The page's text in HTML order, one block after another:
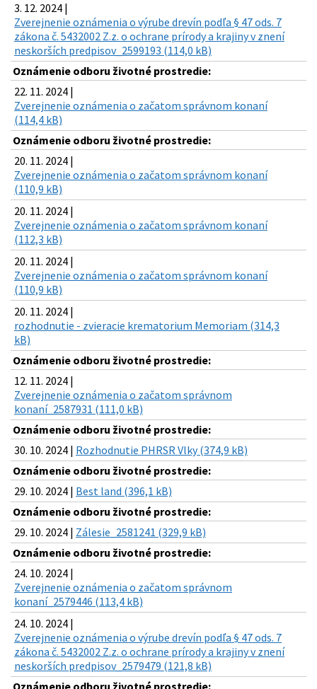
3. 12. 2024 |
Zverejnenie oznámenia o výrube drevín podľa § 47 ods. 7
zákona č. 5432002 Z.z. o ochrane prírody a krajiny v znení
neskorších predpisov_2599193 (114,0 kB)
Oznámenie odboru životné prostredie:
22. 11. 2024 |
Zverejnenie oznámenia o začatom správnom konaní
(114,4 kB)
Oznámenie odboru životné prostredie:
20. 11. 2024 |
Zverejnenie oznámenia o začatom správnom konaní
(110,9 kB)
20. 11. 2024 |
Zverejnenie oznámenia o začatom správnom konaní
(112,3 kB)
20. 11. 2024 |
Zverejnenie oznámenia o začatom správnom konaní
(110,9 kB)
20. 11. 2024 |
rozhodnutie - zvieracie krematorium Memoriam (314,3
kB)
Oznámenie odboru životné prostredie:
12. 11. 2024 |
Zverejnenie oznámenia o začatom správnom
konaní_2587931 (111,0 kB)
Oznámenie odboru životné prostredie:
30. 10. 2024 | Rozhodnutie PHRSR Vlky (374,9 kB)
Oznámenie odboru životné prostredie:
29. 10. 2024 | Best land (396,1 kB)
Oznámenie odboru životné prostredie:
29. 10. 2024 | Zálesie_2581241 (329,9 kB)
Oznámenie odboru životné prostredie:
24. 10. 2024 |
Zverejnenie oznámenia o začatom správnom
konaní_2579446 (113,4 kB)
24. 10. 2024 |
Zverejnenie oznámenia o výrube drevín podľa § 47 ods. 7
zákona č. 5432002 Z.z. o ochrane prírody a krajiny v znení
neskorších predpisov_2579479 (121,8 kB)